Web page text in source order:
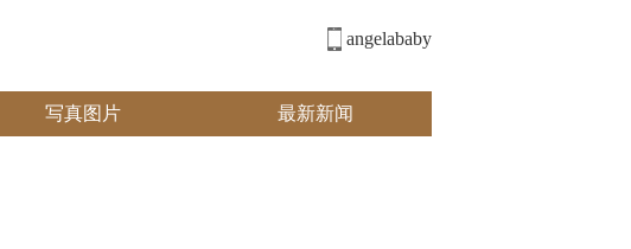
angelababy
写真图片 最新新闻